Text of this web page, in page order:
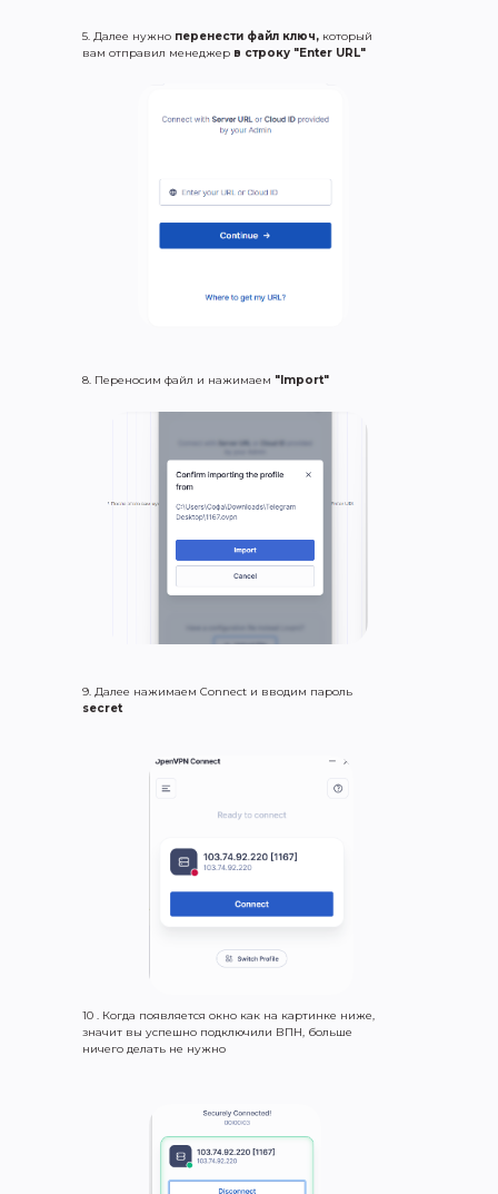
5. Далее нужно перенести файл ключ, который
вам отправил менеджер в строку "Enter URL"
8. Переносим файл и нажимаем "Import"
9. Далее нажимаем Connect и вводим пароль
secret
10 . Когда появляется окно как на картинке ниже,
значит вы успешно подключили ВПН, больше
ничего делать не нужно